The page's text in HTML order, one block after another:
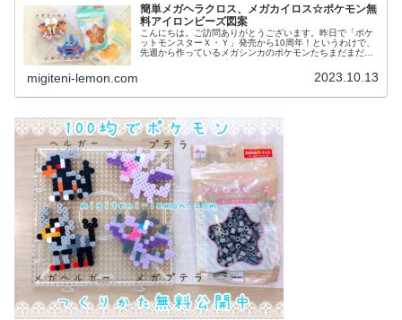
簡単メガヘラクロス、メガカイロス☆ポケモン無
料アイロンビーズ図案
こんにちは。ご訪問ありがとうございます。昨日で「ポケ
ットモンスターＸ・Ｙ」発売から10周年！というわけで、
先週から作っているメガシンカのポケモンたちまだまだ作
migiteni-lemon.com 2023.10.13